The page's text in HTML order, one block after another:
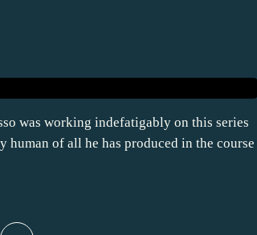
was working indefatigably on this series
of all he has produced in the course